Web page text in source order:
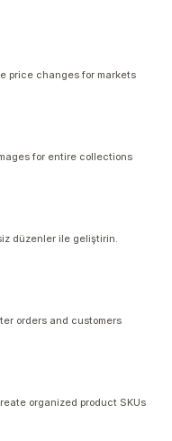
price changes for markets
for entire collections
düzenler ile geliştirin.
orders and customers
organized product SKUs